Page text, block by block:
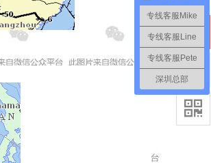


专线客服Mike
专线客服Line
专线客服Pete
深圳总部